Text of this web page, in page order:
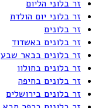
זר בלוני הליום
זר בלוני יום הולדת
זר בלונים
זר בלונים באשדוד
זר בלונים בבאר שבע
זר בלונים בחולון
זר בלונים בחיפה
זר בלונים בירושלים